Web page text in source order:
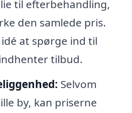
til efterbehandling,
den samlede pris.
at spørge ind til
tilbud.
Selvom
by, kan priserne